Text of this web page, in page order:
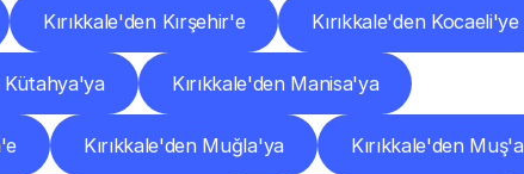
Kırıkkale'den Kırşehir'e Kırıkkale'den Kocaeli'ye
Kütahya'ya Kırıkkale'den Manisa'ya
Kırıkkale'den Muğla'ya Kırıkkale'den Muş'a